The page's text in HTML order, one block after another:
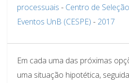
processuais - Centro de
Eventos UnB (CESPE) - 2017
Em cada uma das próximas
uma situação hipotética,